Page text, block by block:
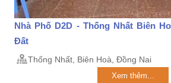
Nhà Phố D2D - Thống Nhất Biên
Đất
Thống Nhất, Biên Hoà, Đồng Nai
Xem thêm...